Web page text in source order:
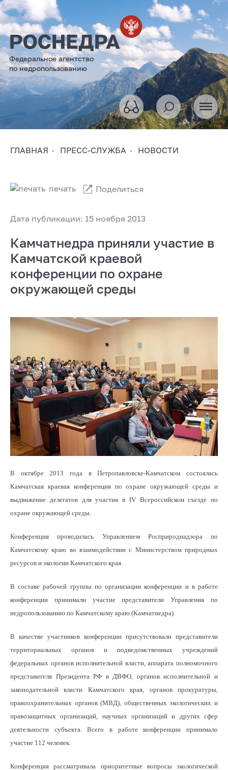
Федеральное агентство
по недропользованию
ГЛАВНАЯ ПРЕСС-СЛУЖБА НОВОСТИ
Дата публикации: 15 ноября 2013
печать Поделиться
Камчатнедра приняли участие в
Камчатской краевой
конференции по охране
окружающей среды
В октябре 2013 года в Петропавловске-Камчатском состоялась
Камчатская краевая конференция по охране окружающей среды и
выдвижение делегатов для участия в IV Всероссийском съезде по
охране окружающей среды.
Конференция проводилась Управлением Росприроднадзора по
Камчатскому краю во взаимодействии с Министерством природных
ресурсов и экологии Камчатского края.
В составе рабочей группы по организации конференции и в работе
конференции принимали участие представители Управления по
недропользованию по Камчатскому краю (Камчатнедра).
В качестве участников конференции присутствовали представители
территориальных органов и подведомственных учреждений
федеральных органов исполнительной власти, аппарата полномочного
представителя Президента РФ в ДВФО, органов исполнительной и
законодательной власти Камчатского края, органов прокуратуры,
правоохранительных органов (МВД), общественных экологических и
правозащитных организаций, научных организаций и других сфер
деятельности субъекта. Всего в работе конференции принимало
участие 112 человек.
Конференция рассматривала приоритетные вопросы экологической